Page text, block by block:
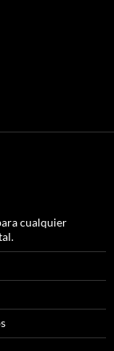
cualquier